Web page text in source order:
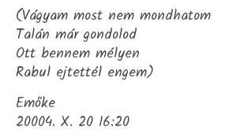
(Vágyam most nem mondhatom
Talán már gondolod
Ott bennem mélyen
Rabul ejtettél engem)
Emőke
20004. X. 20 16:20